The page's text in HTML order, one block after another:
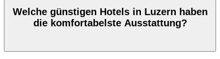
Welche günstigen Hotels in Luzern haben
die komfortabelste Ausstattung?